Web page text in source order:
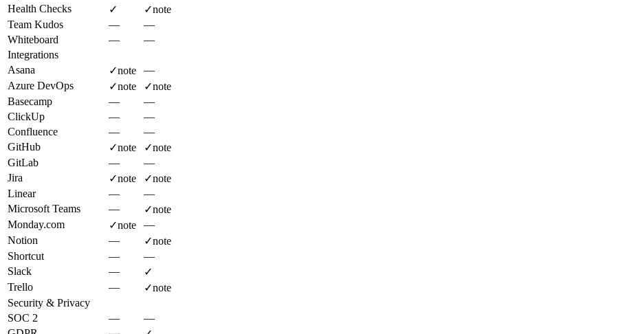
Health Checks
✓ ✓note
Team Kudos
—
—
Whiteboard
—
—
Integrations
Asana
✓note
—
Azure DevOps
✓note ✓note
Basecamp
—
—
ClickUp
—
—
Confluence
—
—
GitHub
✓note ✓note
GitLab
—
—
Jira
✓note ✓note
Linear
—
—
Microsoft Teams
— ✓note
Monday.com
✓note
—
Notion
— ✓note
Shortcut
—
—
Slack
—
✓
Trello
— ✓note
Security & Privacy
SOC 2
—
—